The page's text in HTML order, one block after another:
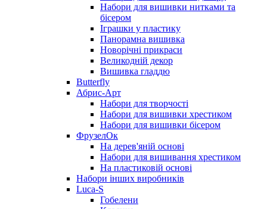
Набори для вишивки нитками та
бісером
Іграшки у пластику
Панорамна вишивка
Новорічні прикраси
Великодній декор
Вишивка гладдю
Butterfly
Абрис-Арт
Набори для творчості
Набори для вишивки хрестиком
Набори для вишивки бісером
ФрузелОк
На дерев'яній основі
Набори для вишивання хрестиком
На пластиковій основі
Набори інших виробників
Luca-S
Гобелени